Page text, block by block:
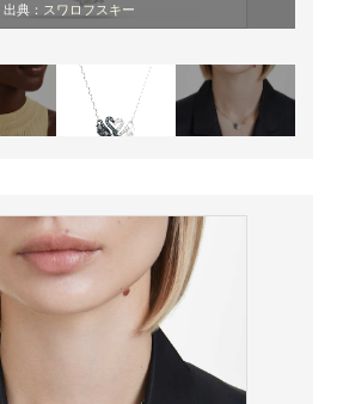
出典： スワロフスキー